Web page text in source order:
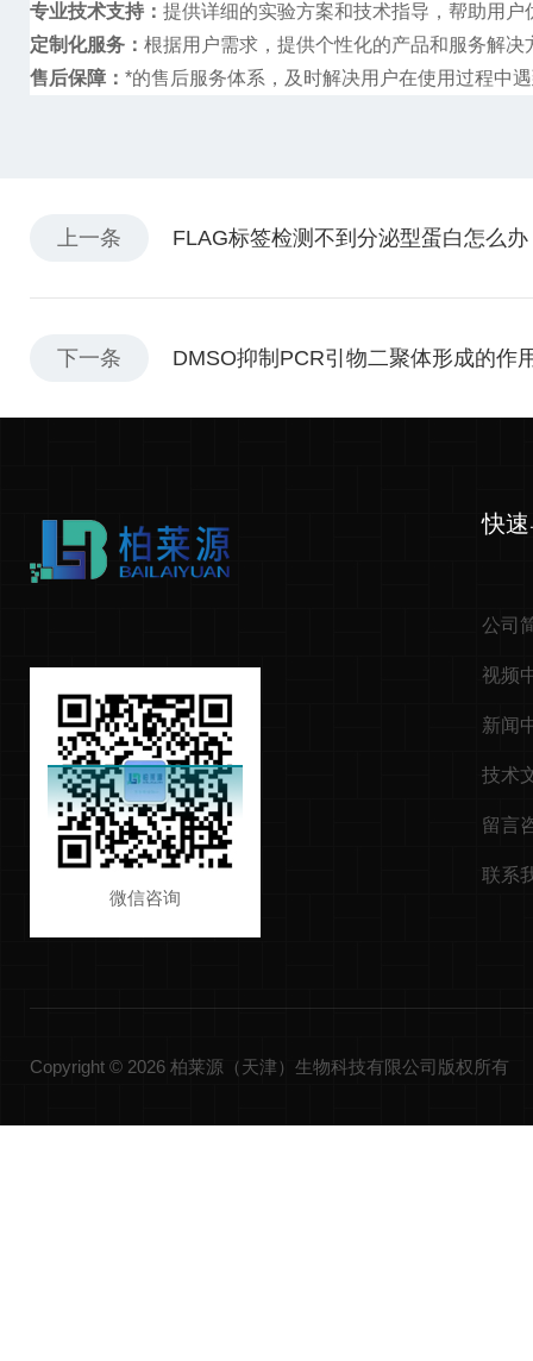
专业技术支持： 提供详细的实验方案和技术指导，帮助用
定制化服务： 根据用户需求，提供个性化的产品和服务解决
售后保障： *的售后服务体系，及时解决用户在使用过程中
上一条 FLAG标签检测不到分泌型蛋白怎么办
下一条 DMSO抑制PCR引物二聚体形成的作
微信咨询
快
公司
视频
新闻
技术
留言
联系
Copyright © 2026 柏莱源（天津）生物科技有限公司版权所有